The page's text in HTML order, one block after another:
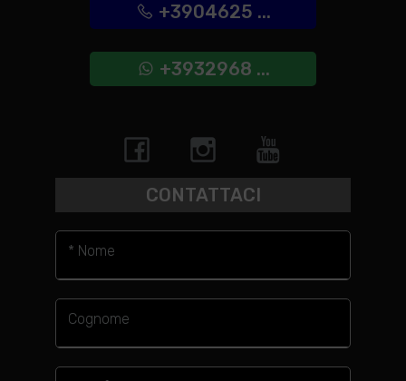
+3904625 ...
+3932968 ...
CONTATTACI
* Nome
Cognome